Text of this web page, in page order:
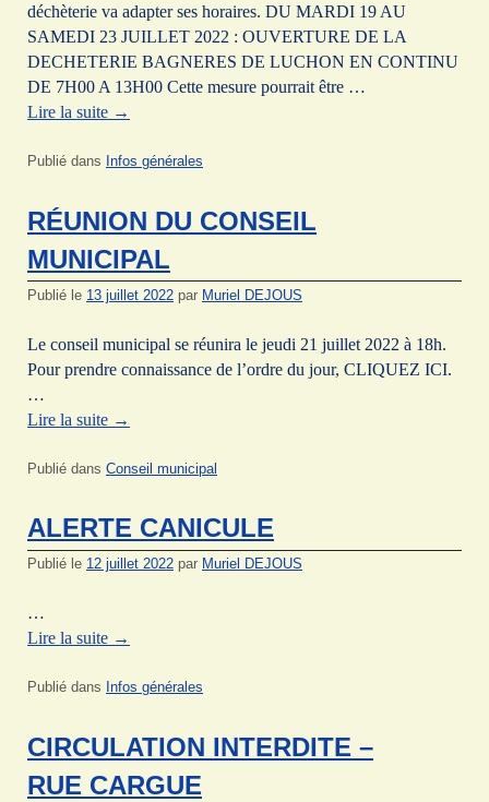
déchèterie va adapter ses horaires. DU MARDI 19 AU
SAMEDI 23 JUILLET 2022 : OUVERTURE DE LA
DECHETERIE BAGNERES DE LUCHON EN CONTINU
DE 7H00 A 13H00 Cette mesure pourrait être …
Lire la suite →
Publié dans Infos générales
RÉUNION DU CONSEIL
MUNICIPAL
Publié le 13 juillet 2022 par Muriel DEJOUS
Le conseil municipal se réunira le jeudi 21 juillet 2022 à 18h.
Pour prendre connaissance de l’ordre du jour, CLIQUEZ ICI.
…
Lire la suite →
Publié dans Conseil municipal
ALERTE CANICULE
Publié le 12 juillet 2022 par Muriel DEJOUS
…
Lire la suite →
Publié dans Infos générales
CIRCULATION INTERDITE –
RUE CARGUE